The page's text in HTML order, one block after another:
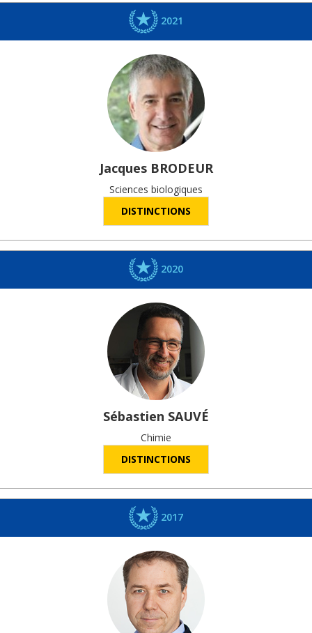
2021
Jacques BRODEUR
Sciences biologiques
DISTINCTIONS
2020
Sébastien SAUVÉ
Chimie
DISTINCTIONS
2017